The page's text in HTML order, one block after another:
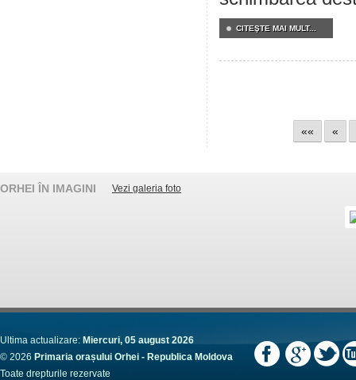
CITEŞTE MAI MULT...
«« «
ORHEI ÎN IMAGINI Vezi galeria foto
Ultima actualizare: Miercuri, 05 august 2026
© 2026 Primaria orașului Orhei - Republica Moldova
Toate drepturile rezervate